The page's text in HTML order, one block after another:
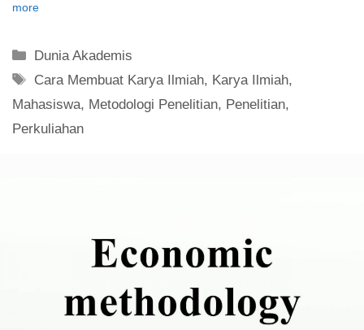
more
Kategori
Dunia Akademis
Tag
Cara Membuat Karya Ilmiah, Karya Ilmiah,
Mahasiswa, Metodologi Penelitian, Penelitian,
Perkuliahan